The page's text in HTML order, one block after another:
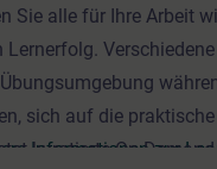
Sie alle für Ihre Arbeit
sich auf die
kuratierte On-Demand
Informationen zur